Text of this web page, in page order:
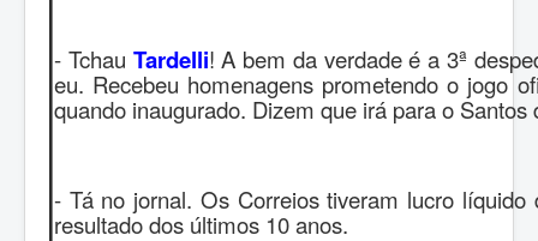
- Tchau Tardelli! A bem da verdade é a 3ª
eu. Recebeu homenagens prometendo o jogo
quando inaugurado. Dizem que irá para o Santos
- Tá no jornal. Os Correios tiveram lucro
resultado dos últimos 10 anos.